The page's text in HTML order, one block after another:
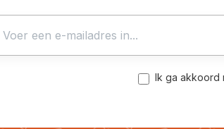
Ik ga akkoord